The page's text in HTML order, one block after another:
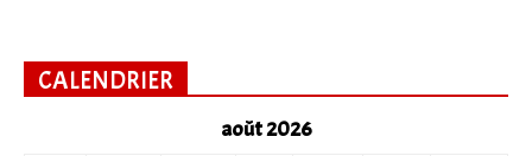
CALENDRIER
août 2026